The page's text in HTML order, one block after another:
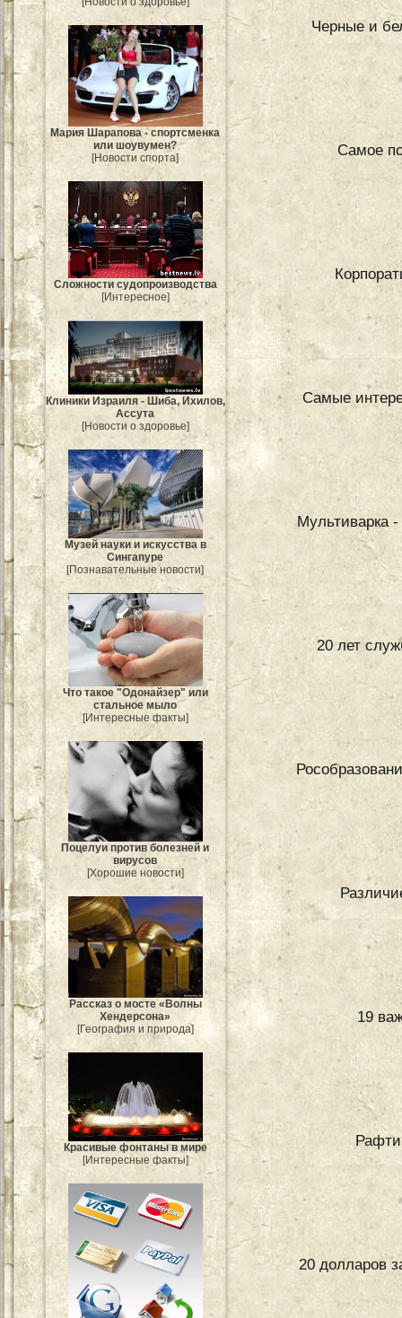
Мария Шарапова - спортсменка
или шоувумен?
[Новости спорта]
Сложности судопроизводства
[Интересное]
Клиники Израиля - Шиба, Ихилов,
Ассута
[Новости о здоровье]
Музей науки и искусства в
Сингапуре
[Познавательные новости]
Что такое "Одонайзер" или
стальное мыло
[Интересные факты]
Поцелуи против болезней и
вирусов
[Хорошие новости]
Рассказ о мосте «Волны
Хендерсона»
[География и природа]
Красивые фонтаны в мире
[Интересные факты]
Черные и
Самое
Самые
Мультиварка
20 лет
19
20 долларов